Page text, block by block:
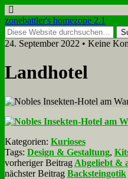
zonebattler's homezone 2.1
24. September 2022 • Keine
Land­ho­tel
Kategorien: Kurioses
Tags: Design & Gestaltung,
vorheriger Beitrag Abgeliebt &
nächster Beitrag Backsteingotik